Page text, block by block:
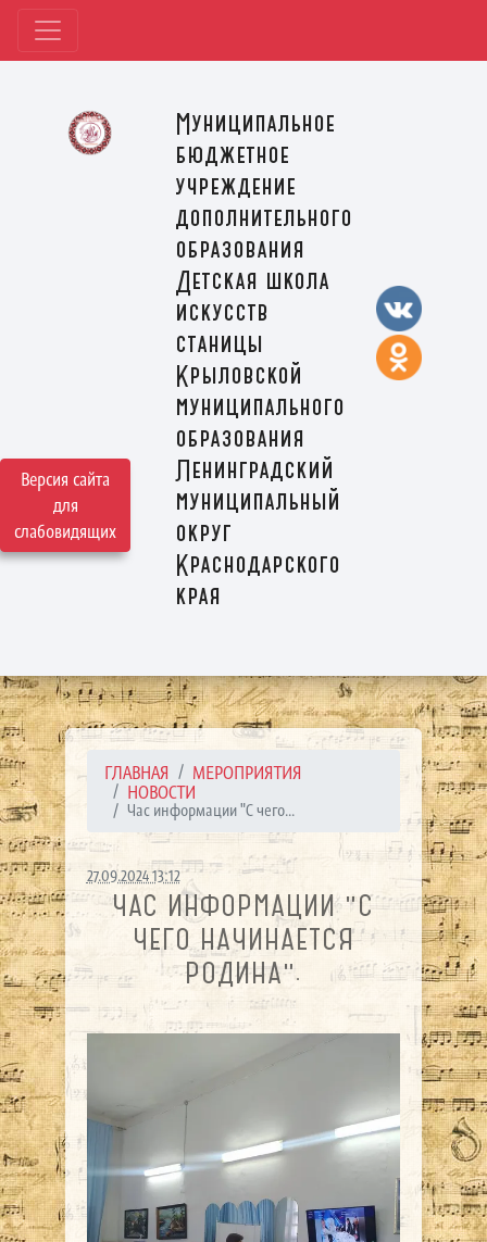
Версия сайта
для
слабовидящих
Муниципальное
бюджетное
учреждение
дополнительного
образования
Детская школа
искусств
станицы
Крыловской
муниципального
образования
Ленинградский
муниципальный
округ
Краснодарского
края
ГЛАВНАЯ
МЕРОПРИЯТИЯ
НОВОСТИ
Час информации "С чего...
27.09.2024 13:12
ЧАС ИНФОРМАЦИИ "С
ЧЕГО НАЧИНАЕТСЯ
РОДИНА".